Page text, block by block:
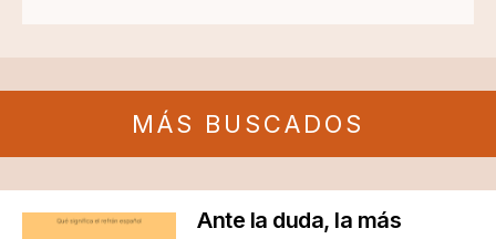
MÁS BUSCADOS
Ante la duda, la más